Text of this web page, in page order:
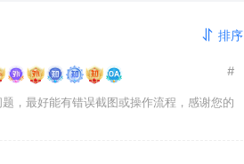
排序
#
，最好能有错误截图或操作流程，感谢您的